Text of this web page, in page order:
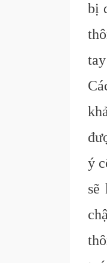
bị
ý
sẽ